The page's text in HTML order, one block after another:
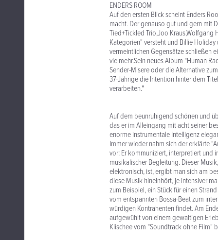
ENDERS ROOM
Auf den ersten Blick scheint Enders
macht. Der genauso gut und gern mit
Tied+Tickled Trio,Joo Kraus,Wolfgang
Kategorien" versteht und Billie
vermeintlichen Gegensätze schließen
vielmehr.Sein neues Album "Human
Sender-Misere oder die Alternative
37-Jährige die Intention hinter dem
verarbeiten."
Auf dem beunruhigend schönen und
das er im Alleingang mit acht seiner
enorme instrumentale Intelligenz
Immer wieder nahm sich der erklärte
vor: Er kommuniziert, interpretiert
musikalischer Begleitung. Dieser
elektronisch, ist, ergibt man sich am
diese Musik hineinhört, je intensiver
zum Beispiel, ein Stück für einen
vom entspannten Bossa-Beat zum
würdigen Kontrahenten findet. Am
aufgewühlt von einem gewaltigen
Klischee vom "Soundtrack ohne Film"